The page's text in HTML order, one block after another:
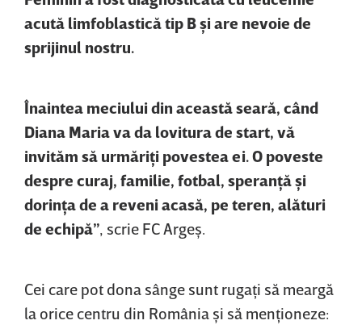
acută limfoblastică tip B şi are nevoie de
sprijinul nostru.
Înaintea meciului din această seară, când
Diana Maria va da lovitura de start, vă
invităm să urmăriţi povestea ei. O poveste
despre curaj, familie, fotbal, speranţă şi
dorinţa de a reveni acasă, pe teren, alături
de echipă”, scrie FC Argeş.
Cei care pot dona sânge sunt rugaţi să meargă
la orice centru din România şi să menţioneze: